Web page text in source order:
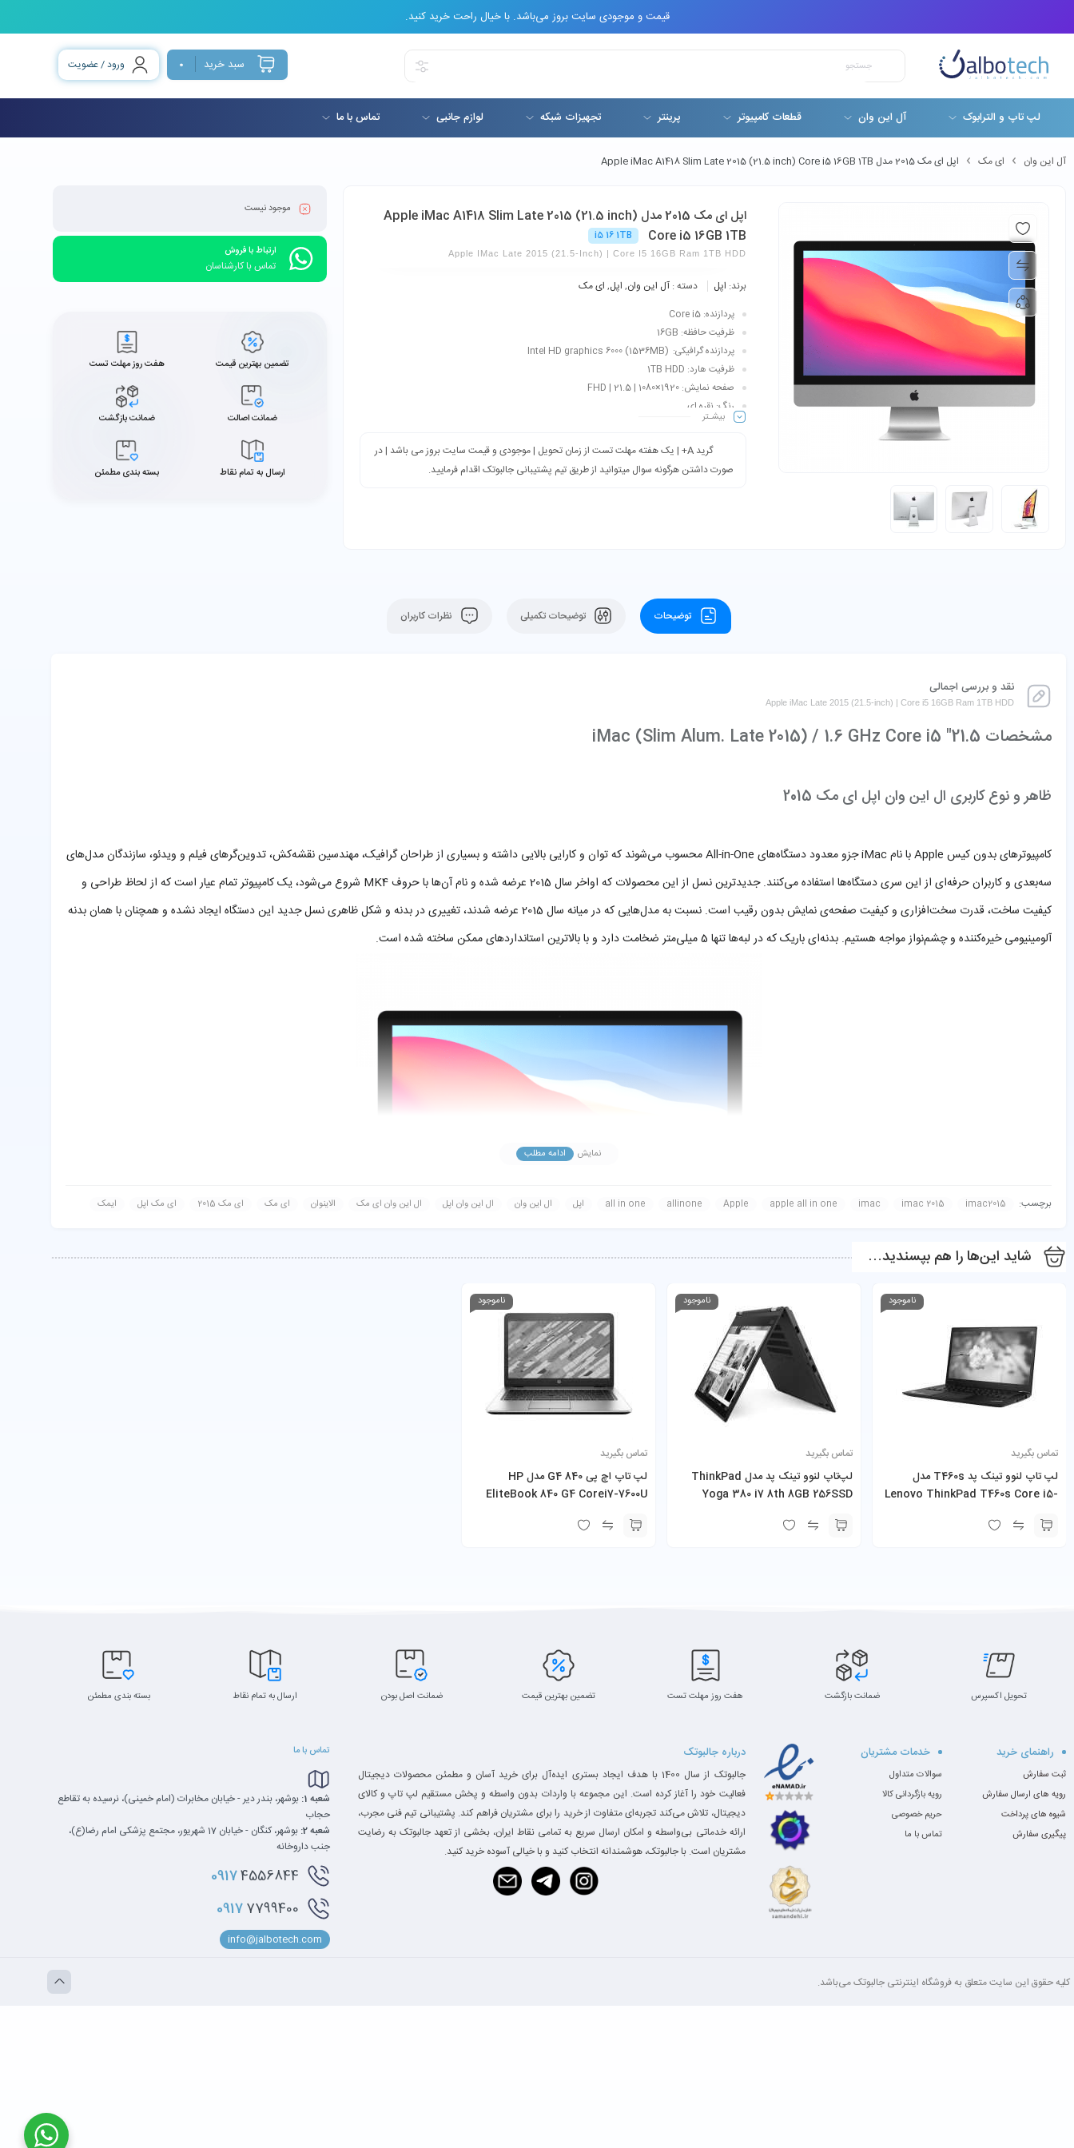
قیمت و موجودی سایت بروز می‌باشد. با خیال راحت خرید کنید.
سبد خرید 0 ورود / عضویت
لپ تاپ و الترابوک آل این وان قطعات کامپیوتر پرینتر تجهیزات شبکه لوازم جانبی تماس با ما
آل این وان ای مک اپل ای مک 2015 مدل Apple iMac A1418 Slim Late 2015 (21.5 inch) Core i5 16GB 1TB
اپل ای مک 2015 مدل Apple iMac A1418 Slim Late 2015 (21.5 inch)
Core i5 16GB 1TB
i5 16 1TB
Apple IMac Late 2015 (21.5-Inch) | Core I5 16GB Ram 1TB HDD
برند: اپل دسته :آل این وان, اپل, ای مک
پردازنده: Core i5
ظرفیت حافظه: 16GB
پردازنده گرافیکی: Intel HD graphics 6000 (1536MB)
ظرفیت هارد: 1TB HDD
صفحه نمایش: 1920×1080 | FHD | 21.5
رنگ: نقره ای
بیشـتر
گرید A+ | یک هفته مهلت تست از زمان تحویل | موجودی و قیمت سایت بروز می باشد | در
صورت داشتن هرگونه سوال میتوانید از طریق تیم پشتیبانی جالبوتک اقدام فرمایید.
موجود نیست
ارتباط با فروش
تماس با کارشناسان
تضمین بهترین قیمت هفت روز مهلت تست
ضمانت اصالت ضمانت بازگشت
ارسال به تمام نقاط بسته بندی مطمئن
توضیحات توضیحات تکمیلی نظرات کاربران
نقد و بررسی اجمالی
Apple iMac Late 2015 (21.5-inch) | Core i5 16GB Ram 1TB HDD
مشخصات 21.5″ iMac (Slim Alum. Late 2015) / 1.6 GHz Core i5
ظاهر و نوع کاربری ال این وان اپل ای مک 2015
کامپیوترهای بدون کیس Apple با نام iMac جزو معدود دستگاه‌های All-in-One محسوب می‌شوند که توان و کارایی بالایی داشته و بسیاری از طراحان گرافیک، مهندسین نقشه‌کش، تدوین‌گرهای فیلم و ویدئو، سازندگان مدل‌های
سه‌بعدی و کاربران حرفه‌ای از این سری دستگاه‌ها استفاده می‌کنند. جدیدترین نسل از این محصولات که اواخر سال 2015 عرضه شده و نام آن‌ها با حروف MK4 شروع می‌شود، یک کامپیوتر تمام عیار است که از لحاظ طراحی و
کیفیت ساخت، قدرت سخت‌افزاری و کیفیت صفحه‌ی نمایش بدون رقیب است. نسبت به مدل‌هایی که در میانه سال 2015 عرضه شدند، تغییری در بدنه و شکل ظاهری نسل جدید این دستگاه ایجاد نشده و همچنان با همان بدنه
آلومینیومی خیره‌کننده و چشم‌نواز مواجه هستیم. بدنه‌ای باریک که در لبه‌ها تنها 5 میلی‌متر ضخامت دارد و با بالاترین استانداردهای ممکن ساخته شده است.
صفحه‌ی نمایش بسیار مناسب است.
نمایش ادامه مطلب
برچسب: all in one allinone Apple apple all in one imac imac 2015 imac2015 اپل ال این وان ال این وان اپل ال این وان ای مک الاینوان ای مک ای مک 2015 ای مک اپل ایمک
شاید این‌ها را هم بپسندید…
ناموجود
تماس بگیرید
لپ تاپ لنوو تینک پد T460s مدل
Lenovo ThinkPad T460s Core i5-
ناموجود
تماس بگیرید
لپ‌تاپ لنوو تینک پد مدل ThinkPad
Yoga 380 i7 8th 8GB 256SSD
ناموجود
تماس بگیرید
لپ تاپ اچ پی 840 G4 مدل HP
EliteBook 840 G4 Corei7-7600U
تحویل اکسپرس ضمانت بازگشت هفت روز مهلت تست تضمین بهترین قیمت ضمانت اصل بودن ارسال به تمام نقاط بسته بندی مطمئن
راهنمای خرید
ثبت سفارش
رویه های ارسال سفارش
شیوه های پرداخت
پیگیری سفارش
خدمات مشتریان
سوالات متداول
رویه بازگردانی کالا
حریم خصوصی
تماس با ما
درباره جالبوتک
جالبوتک از سال 1400 با هدف ایجاد بستری ایده‌آل برای خرید آسان و مطمئن محصولات دیجیتال
فعالیت خود را آغاز کرده است. این مجموعه با واردات بدون واسطه و پخش مستقیم لپ تاپ و کالای
دیجیتال، تلاش می‌کند تجربه‌ای متفاوت از خرید را برای مشتریان فراهم کند. پشتیبانی تیم فنی مجرب،
ارائه خدماتی بی‌واسطه و امکان ارسال سریع به تمامی نقاط ایران، بخشی از تعهد جالبوتک به رضایت
مشتریان است. با جالبوتک، هوشمندانه انتخاب کنید و با خیالی آسوده خرید کنید.
تماس با ما
شعبه 1:
بوشهر، بندر دیر - خیابان مخابرات (امام خمینی)، نرسیده به تقاطع
حجاب
شعبه 2:
بوشهر، کنگان - خیابان 17 شهریور، مجتمع پزشکی امام رضا(ع)،
جنب داروخانه
09174556844
09177799400
info@jalbotech.com
کلیه‌ حقوق این سایت متعلق به فروشگاه اینترنتی جالبوتک می‌باشد.